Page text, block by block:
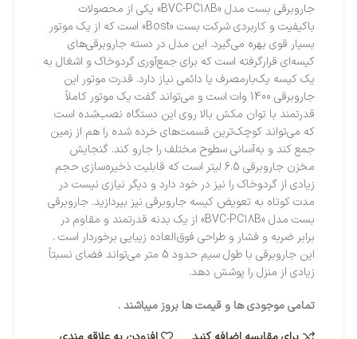
جاروبرقی بست مدل «BVC-PC18B» یکی از محصولات
باکیفیت و کاربردی شرکت بست «Bost» است که از یک موتور
بسیار قوی بهره می‌گیرد. این مدل در دسته جاروبرقی‌های
کیسه‌ای قرارگرفته است که برای جمع‌آوری گردوخاک و اشغال به
یک کیسه یک‌بارمصرف یا دائمی نیاز دارد. قدرت موتور این
جاروبرقی 1400 وات است و می‌تواند گفت یک موتور کاملاً
قدرتمند با توان مکش بالا روی این دستگاه نصب‌شده است
که می‌تواند کوچک‌ترین قسمت‌های خرده شده را هم از زمین
جمع کند و به‌آسانی سطوح مختلف را جارو کند. گنجایش
مخزن جاروبرقی 6.5 لیتر است که قابلیت ذخیره‌سازی حجم
زیادی از گردوخاک را نیز در خود دارد و دیگر نیازی نیست در
مدت کوتاه به تعویض کیسه جاروبرقی نیز بپردازید. جاروبرقی
بست مدل «BVC-PC18B» از یک بدنه قدرتمند و مقاوم در
برابر ضربه و فشار و طراحی فوق‌العاده زیبایی برخوردار است .
این جاروبرقی با طول سیم حدود 5 متر می‌تواند فضای نسبتاً
زیادی از منزل را پوشش دهد.
تمامی موجودی ها و قیمت ها بروز میباشند .